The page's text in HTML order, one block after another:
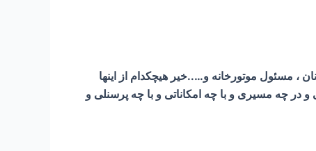
، مسئول موتورخانه و…..خیر هیچکدام از اینها
چه مسیری و با چه امکاناتی و با چه پرسنلی و